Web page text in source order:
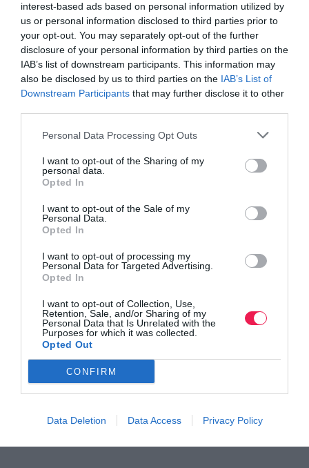
interest-based ads based on personal information utilized by
us or personal information disclosed to third parties prior to
your opt-out. You may separately opt-out of the further
disclosure of your personal information by third parties on the
IAB’s list of downstream participants. This information may
also be disclosed by us to third parties on the IAB’s List of
Downstream Participants that may further disclose it to other
Personal Data Processing Opt Outs
I want to opt-out of the Sharing of my
personal data.
Opted In
I want to opt-out of the Sale of my
Personal Data.
Opted In
I want to opt-out of processing my
Personal Data for Targeted Advertising.
Opted In
I want to opt-out of Collection, Use,
Retention, Sale, and/or Sharing of my
Personal Data that Is Unrelated with the
Purposes for which it was collected.
Opted Out
CONFIRM
Data Deletion Data Access Privacy Policy